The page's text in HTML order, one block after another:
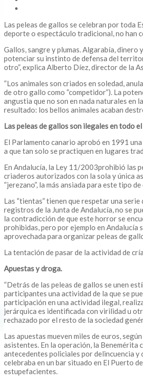
Las peleas de gallos se celebran por toda
deporte o espectáculo tradicional, no han
Gallos, sangre y plumas. Algarabía, dinero
potenciar su instinto de defensa del
otro”, explica Alberto Díez, director de la
“Los animales son criados en soledad,
de otro gallo como “competidor”). La
angustia que no son en nada naturales en
resultado: los bellos animales acaban
Las peleas de gallos son ilegales en todo
El Parlamento canario aprobó en 1991
a que tan solo se practiquen en lugares
En Andalucía, la Ley 11/2003prohibió las
criaderos autorizados con la sola y única
“jerezano”, la más ansiada para este tipo
Las “tientas” tienen que respetar una
registros de la Junta de Andalucía, no se
la contradicción de que este horror se
prohibidas, pero por ejemplo en Andalucía
aprovechada para organizar peleas de
La tentación de pasar de la actividad de
Apuestas y droga.
“Detrás de las peleas de gallos se unen
participantes una actividad de la que se
participación en una actividad ilegal,
jerárquica es identificada con virilidad u
rechazado por el resto de la sociedad
Las apuestas mueven miles de euros,
asistentes. En la operación, la Benemérita
antecedentes policiales por delincuencia y
celebraba en un bar situado en El Puerto
estupefacientes.